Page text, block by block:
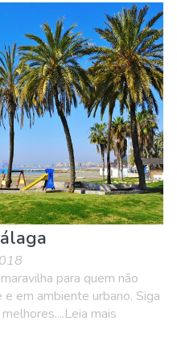
para quem não
em ambiente urbano. Siga
mais